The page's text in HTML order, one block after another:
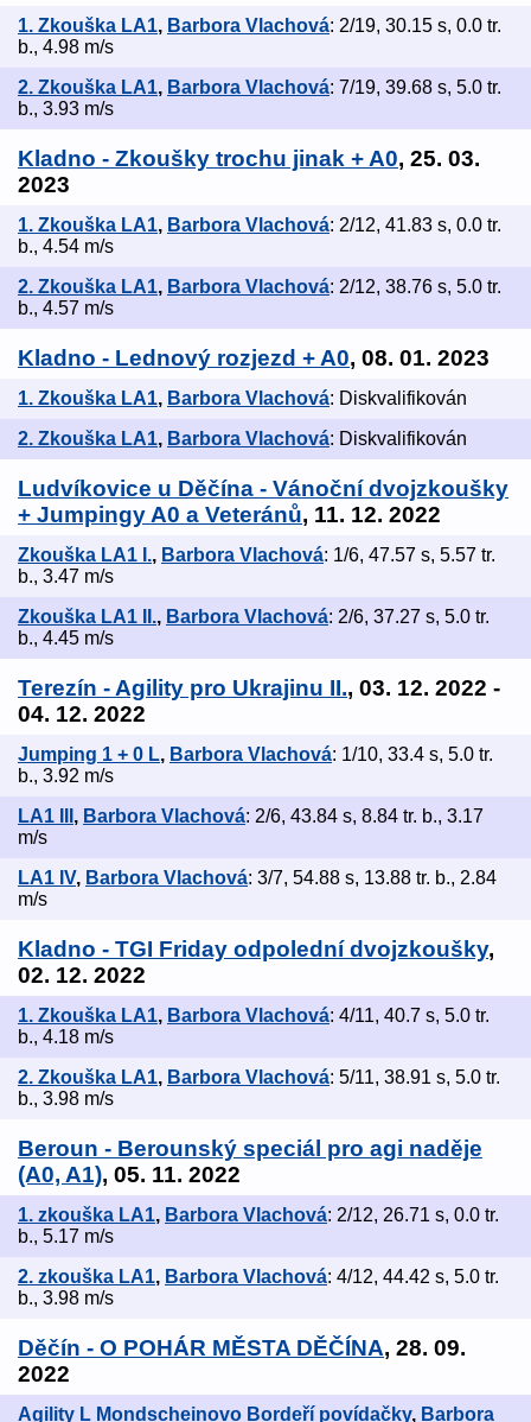
1. Zkouška LA1, Barbora Vlachová: 2/19, 30.15 s, 0.0 tr.
b., 4.98 m/s
2. Zkouška LA1, Barbora Vlachová: 7/19, 39.68 s, 5.0 tr.
b., 3.93 m/s
Kladno - Zkoušky trochu jinak + A0, 25. 03.
2023
1. Zkouška LA1, Barbora Vlachová: 2/12, 41.83 s, 0.0 tr.
b., 4.54 m/s
2. Zkouška LA1, Barbora Vlachová: 2/12, 38.76 s, 5.0 tr.
b., 4.57 m/s
Kladno - Lednový rozjezd + A0, 08. 01. 2023
1. Zkouška LA1, Barbora Vlachová: Diskvalifikován
2. Zkouška LA1, Barbora Vlachová: Diskvalifikován
Ludvíkovice u Děčína - Vánoční dvojzkoušky
+ Jumpingy A0 a Veteránů, 11. 12. 2022
Zkouška LA1 I., Barbora Vlachová: 1/6, 47.57 s, 5.57 tr.
b., 3.47 m/s
Zkouška LA1 II., Barbora Vlachová: 2/6, 37.27 s, 5.0 tr.
b., 4.45 m/s
Terezín - Agility pro Ukrajinu II., 03. 12. 2022 -
04. 12. 2022
Jumping 1 + 0 L, Barbora Vlachová: 1/10, 33.4 s, 5.0 tr.
b., 3.92 m/s
LA1 III , Barbora Vlachová: 2/6, 43.84 s, 8.84 tr. b., 3.17
m/s
LA1 IV, Barbora Vlachová: 3/7, 54.88 s, 13.88 tr. b., 2.84
m/s
Kladno - TGI Friday odpolední dvojzkoušky,
02. 12. 2022
1. Zkouška LA1, Barbora Vlachová: 4/11, 40.7 s, 5.0 tr.
b., 4.18 m/s
2. Zkouška LA1, Barbora Vlachová: 5/11, 38.91 s, 5.0 tr.
b., 3.98 m/s
Beroun - Berounský speciál pro agi naděje
(A0, A1), 05. 11. 2022
1. zkouška LA1, Barbora Vlachová: 2/12, 26.71 s, 0.0 tr.
b., 5.17 m/s
2. zkouška LA1, Barbora Vlachová: 4/12, 44.42 s, 5.0 tr.
b., 3.98 m/s
Děčín - O POHÁR MĚSTA DĚČÍNA, 28. 09.
2022
Agility L Mondscheinovo Bordeří povídačky, Barbora